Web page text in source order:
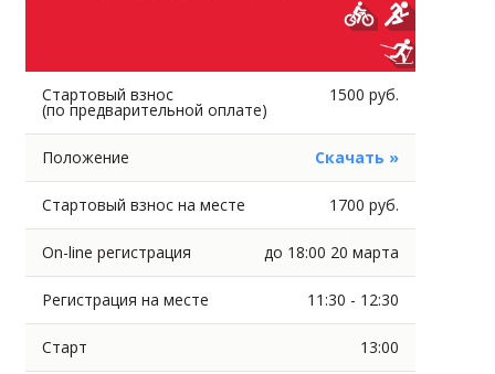
Стартовый взнос
(по предварительной оплате)
1500 руб.
Положение Скачать »
Стартовый взнос на месте 1700 руб.
On-line регистрация до 18:00 20 марта
Регистрация на месте 11:30 - 12:30
Старт 13:00